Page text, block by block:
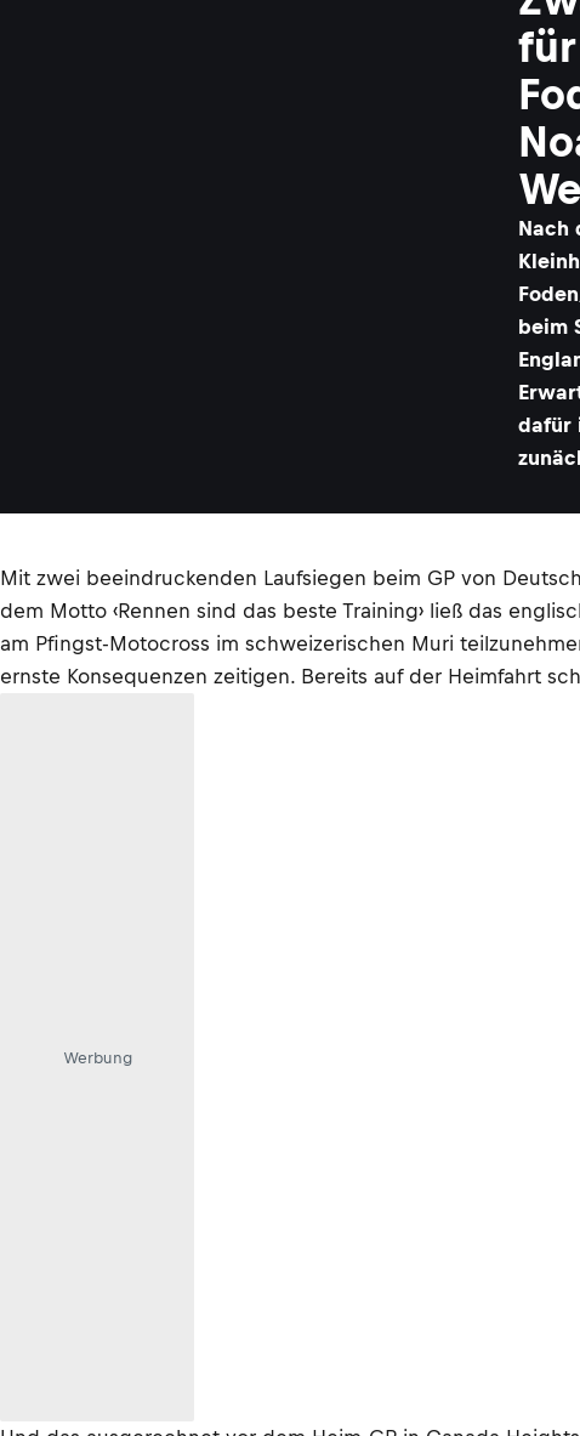
Nach
beim
dafür
Mit zwei beeindruckenden Laufsiegen beim GP von
dem Motto ‹Rennen sind das beste Training› ließ das
am Pfingst-Motocross im schweizerischen Muri
ernste Konsequenzen zeitigen. Bereits auf der Heimfahrt
Werbung